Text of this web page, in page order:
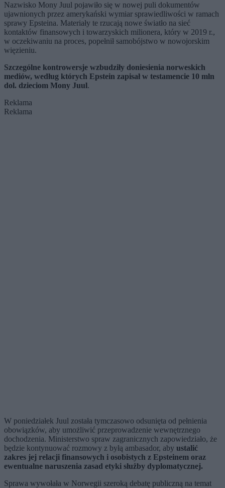
Nazwisko Mony Juul pojawiło się w nowej puli dokumentów
ujawnionych przez amerykański wymiar sprawiedliwości w ramach
sprawy Epsteina. Materiały te rzucają nowe światło na sieć
kontaktów finansowych i towarzyskich milionera, który w 2019 r.,
w oczekiwaniu na proces, popełnił samobójstwo w nowojorskim
więzieniu.
Szczególne kontrowersje wzbudziły doniesienia norweskich
mediów, według których Epstein zapisał w testamencie 10 mln
dol. dzieciom Mony Juul.
Reklama
Reklama
W poniedziałek Juul została tymczasowo odsunięta od pełnienia
obowiązków, aby umożliwić przeprowadzenie wewnętrznego
dochodzenia. Ministerstwo spraw zagranicznych zapowiedziało, że
będzie kontynuować rozmowy z byłą ambasador, aby ustalić
zakres jej relacji finansowych i osobistych z Epsteinem oraz
ewentualne naruszenia zasad etyki służby dyplomatycznej.
Sprawa wywołała w Norwegii szeroką debatę publiczną na temat